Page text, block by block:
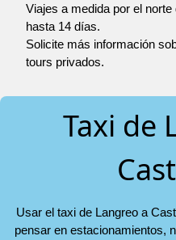
Viajes a medida por el
hasta 14 días.
Solicite más información
tours privados.
Taxi de
Usar el taxi de Langreo a
pensar en estacionamientos,